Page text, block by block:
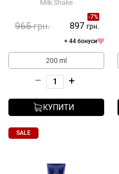
In Foam
Milk Shake
-7%
965грн. 897 грн.
+ 44 бонуси
200 ml
– +
КУПИТИ
SALE